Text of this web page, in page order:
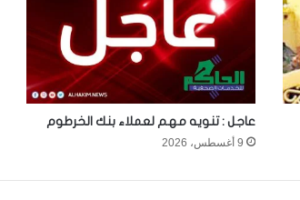
عاجل : تنويه مهم لعملاء بنك الخرطوم
9 أغسطس، 2026